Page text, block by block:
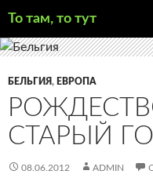
То там, то тут
К
БЕЛЬГИЯ, ЕВРОПА
СТАРЫЙ
08.06.2012 ADMIN